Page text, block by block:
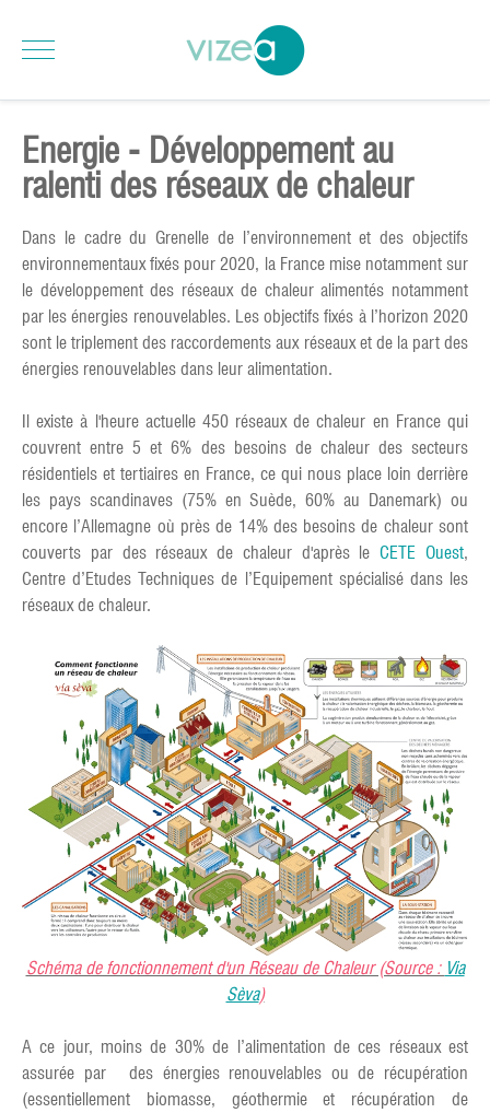
Energie - Développement au
ralenti des réseaux de chaleur
Dans le cadre du Grenelle de l’environnement et des objectifs
environnementaux fixés pour 2020, la France mise notamment sur
le développement des réseaux de chaleur alimentés notamment
par les énergies renouvelables. Les objectifs fixés à l’horizon 2020
sont le triplement des raccordements aux réseaux et de la part des
énergies renouvelables dans leur alimentation.
Il existe à l'heure actuelle 450 réseaux de chaleur en France qui
couvrent entre 5 et 6% des besoins de chaleur des secteurs
résidentiels et tertiaires en France, ce qui nous place loin derrière
les pays scandinaves (75% en Suède, 60% au Danemark) ou
encore l’Allemagne où près de 14% des besoins de chaleur sont
couverts par des réseaux de chaleur d'après leCETE Ouest,
Centre d’Etudes Techniques de l’Equipement spécialisé dans les
réseaux de chaleur.
Schéma de fonctionnement d'un Réseau de Chaleur (Source : Via
Sèva)
A ce jour, moins de 30% de l’alimentation de ces réseaux est
assurée par des énergies renouvelables ou de récupération
(essentiellement biomasse, géothermie et récupération de